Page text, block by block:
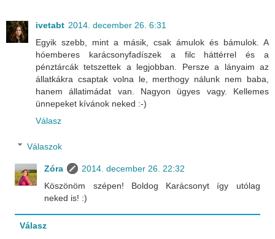
ivetabt 2014. december 26. 6:31
Egyik szebb, mint a másik, csak ámulok és bámulok. A
hóemberes karácsonyfadíszek a filc háttérrel és a
pénztárcák tetszettek a legjobban. Persze a lányaim az
állatkákra csaptak volna le, merthogy nálunk nem baba,
hanem állatimádat van. Nagyon ügyes vagy. Kellemes
ünnepeket kívánok neked :-)
Válasz
Válaszok
Zóra
2014. december 26. 22:32
Köszönöm szépen! Boldog Karácsonyt így utólag
neked is! :)
Válasz